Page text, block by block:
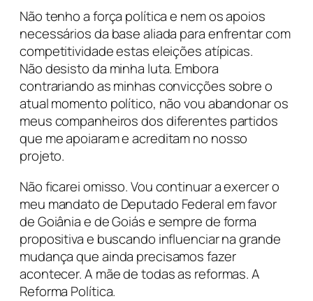
Não tenho a força política e nem os apoios
necessários da base aliada para enfrentar com
competitividade estas eleições atípicas.
Não desisto da minha luta. Embora
contrariando as minhas convicções sobre o
atual momento político, não vou abandonar os
meus companheiros dos diferentes partidos
que me apoiaram e acreditam no nosso
projeto.
Não ficarei omisso. Vou continuar a exercer o
meu mandato de Deputado Federal em favor
de Goiânia e de Goiás e sempre de forma
propositiva e buscando influenciar na grande
mudança que ainda precisamos fazer
acontecer. A mãe de todas as reformas. A
Reforma Política.